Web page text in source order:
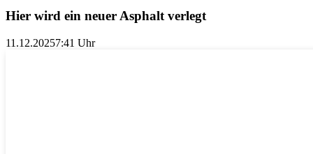
Hier wird ein neuer Asphalt verlegt
11.12.20257:41 Uhr